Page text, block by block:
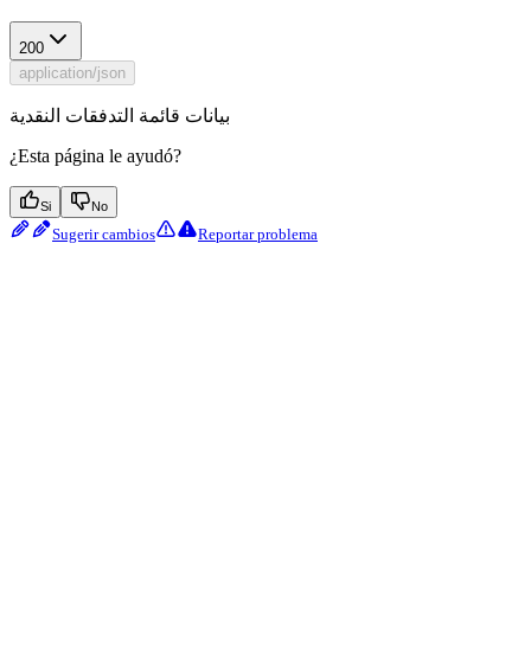
200
application/json
بيانات قائمة التدفقات النقدية
¿Esta página le ayudó?
Si No
Sugerir cambios Reportar problema